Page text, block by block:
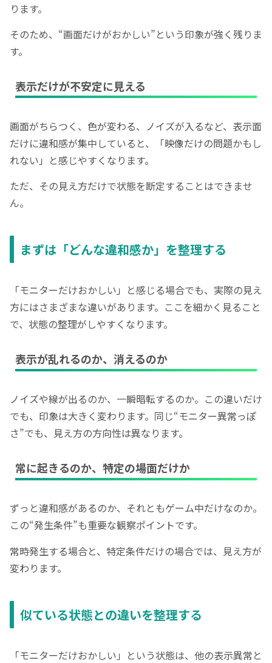
ります。
そのため、“画面だけがおかしい”という印象が強く残りま
す。
表示だけが不安定に見える
画面がちらつく、色が変わる、ノイズが入るなど、表示面
だけに違和感が集中していると、「映像だけの問題かもし
れない」と感じやすくなります。
ただ、その見え方だけで状態を断定することはできませ
ん。
まずは「どんな違和感か」を整理する
「モニターだけおかしい」と感じる場合でも、実際の見え
方にはさまざまな違いがあります。ここを細かく見ること
で、状態の整理がしやすくなります。
表示が乱れるのか、消えるのか
ノイズや線が出るのか、一瞬暗転するのか。この違いだけ
でも、印象は大きく変わります。同じ“モニター異常っぽ
さ”でも、見え方の方向性は異なります。
常に起きるのか、特定の場面だけか
ずっと違和感があるのか、それともゲーム中だけなのか。
この“発生条件”も重要な観察ポイントです。
常時発生する場合と、特定条件だけの場合では、見え方が
変わります。
似ている状態との違いを整理する
「モニターだけおかしい」という状態は、他の表示異常と